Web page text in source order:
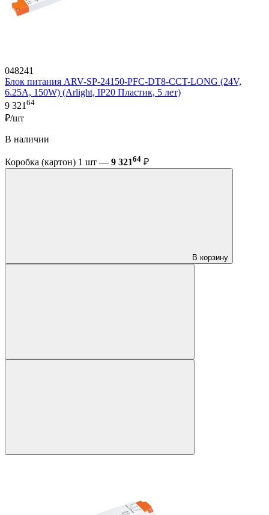
048241
Блок питания ARV-SP-24150-PFC-DT8-CCT-LONG (24V,
6.25A, 150W) (Arlight, IP20 Пластик, 5 лет)
9 321 64
₽/шт
В наличии
Коробка (картон) 1 шт — 9 32164 ₽
В корзину